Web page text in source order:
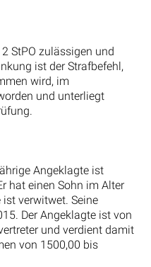
StPO zulässigen und
ist der Strafbefehl,
wird, im
und unterliegt
Angeklagte ist
hat einen Sohn im Alter
verwitwet. Seine
Der Angeklagte ist von
und verdient damit
von 1500,00 bis